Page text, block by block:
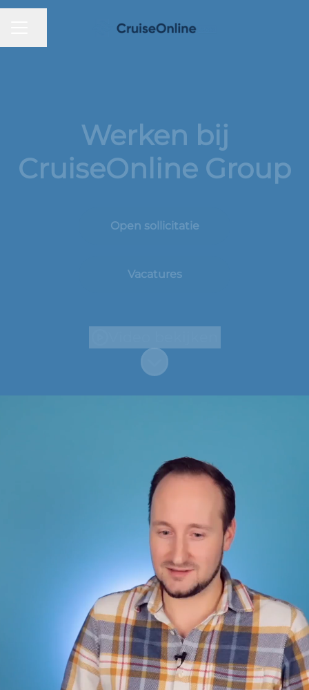
Werken bij
CruiseOnline Group
Open sollicitatie
Vacatures
Naar content scrollen
Hoi, leuk je te leren
kennen 👋
Wij zijn CruiseOnline Group BV. Een
groep van meer dan zestig vrienden
(CruiseOnline Crew) die gek zijn op
cruises, vakanties en technologie.
Wij geloven erin dat met geweldige
mensen, onze cultuur en geweldige
technologie alles mogelijk is. Dat